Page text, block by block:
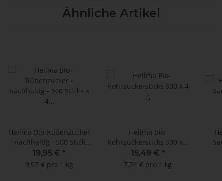
Ähnliche Artikel
Hellma Bio-Rübenzucker
- nachhaltig - 500 Sticks
x 4 g im Displaykarton
19,95 € *
9,97 € pro 1 kg
Hellma Bio-
Rohrzuckersticks 500 x 4
g
15,49 € *
7,74 € pro 1 kg